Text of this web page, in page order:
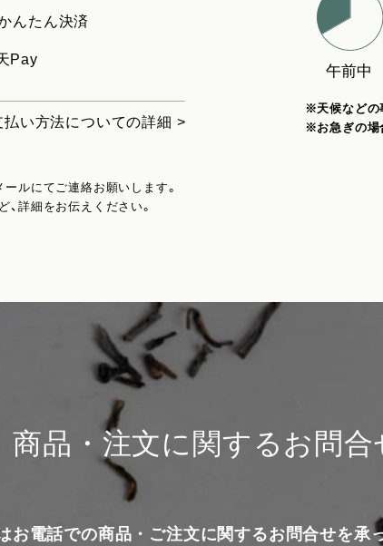
んたん決済
Pay
払い方法についての詳細 >
ルにてご連絡お願いします。
、詳細をお伝えください。
※天候などの
※お急ぎの場
商品・注文に関するお問合
お電話での商品・ご注文に関するお問合せを承